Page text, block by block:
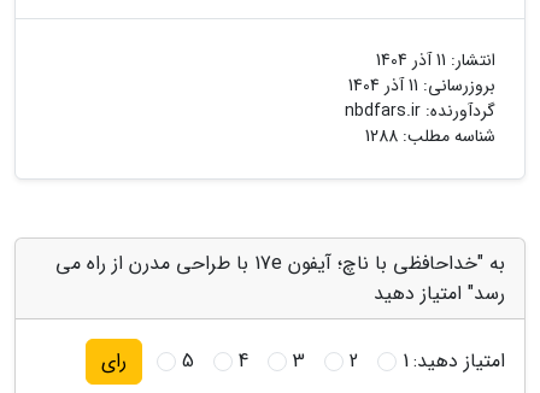
انتشار: 11 آذر 1404
بروزرسانی: 11 آذر 1404
گردآورنده: nbdfars.ir
شناسه مطلب: 1288
به "خداحافظی با ناچ؛ آیفون 17e با طراحی مدرن از راه می
رسد" امتیاز دهید
امتیاز دهید:1
2
3
4
5 رای